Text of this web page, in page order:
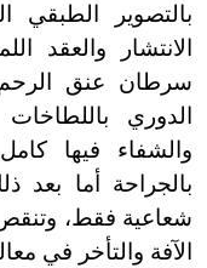
بالتصوير الطبقي
الانتشار والعقد
سرطان عنق الرحم
الدوري
والشفاء فيها
بالجراحة أما بعد
شعاعية فقط، وتنقص
الآفة والتأخر في